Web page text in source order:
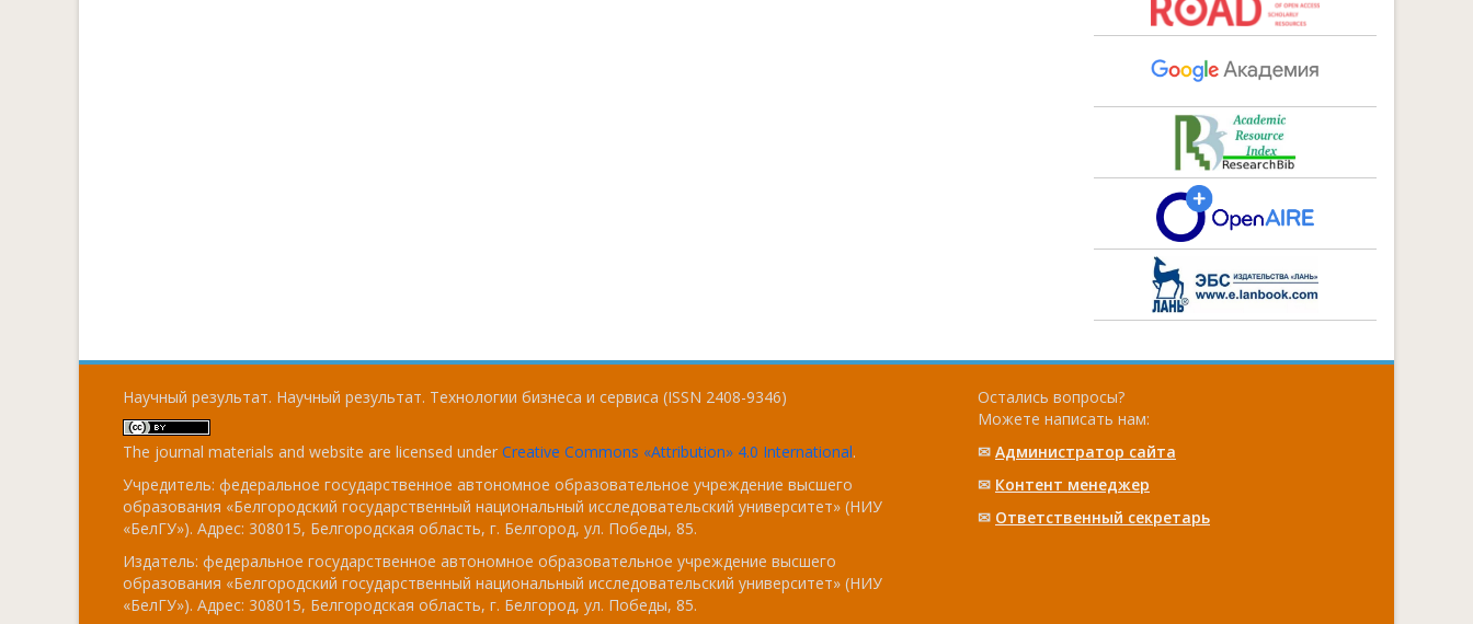
Научный результат. Научный результат. Технологии бизнеса и сервиса (ISSN 2408-9346)
The journal materials and website are licensed under Creative Commons «Attribution» 4.0 International.
Учредитель: федеральное государственное автономное образовательное учреждение высшего
образования «Белгородский государственный национальный исследовательский университет» (НИУ
«БелГУ»). Адрес: 308015, Белгородская область, г. Белгород, ул. Победы, 85.
Издатель: федеральное государственное автономное образовательное учреждение высшего
образования «Белгородский государственный национальный исследовательский университет» (НИУ
«БелГУ»). Адрес: 308015, Белгородская область, г. Белгород, ул. Победы, 85.
Остались вопросы?
Можете написать нам:
✉ Администратор сайта
✉ Контент менеджер
✉ Ответственный cекретарь